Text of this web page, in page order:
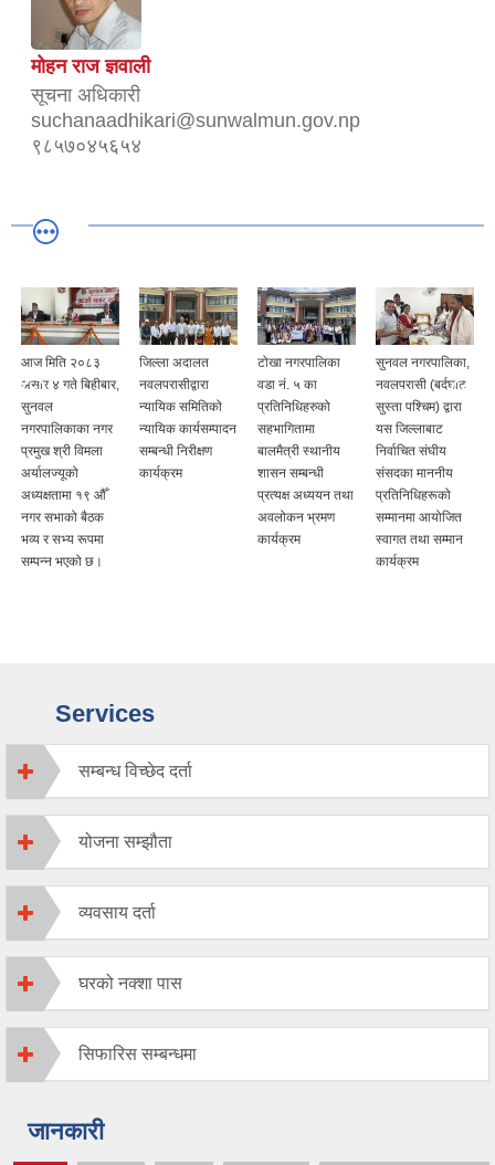
मोहन राज ज्ञवाली
सूचना अधिकारी
suchanaadhikari@sunwalmun.gov.np
९८५७०४५६५४
आज मिति २०८३
असार ४ गते बिहीबार,
सुनवल
नगरपालिकाका नगर
प्रमुख श्री विमला
अर्यालज्यूको
अध्यक्षतामा १९ औँ
नगर सभाको बैठक
भव्य र सभ्य रूपमा
सम्पन्न भएको छ।
जिल्ला अदालत
नवलपरासीद्वारा
न्यायिक समितिको
न्यायिक कार्यसम्पादन
सम्बन्धी निरीक्षण
कार्यक्रम
टोखा नगरपालिका
वडा नं. ५ का
प्रतिनिधिहरुको
सहभागितामा
बालमैत्री स्थानीय
शासन सम्बन्धी
प्रत्यक्ष अध्ययन तथा
अवलोकन भ्रमण
कार्यक्रम
सुनवल नगरपालिका,
नवलपरासी (बर्दघाट
सुस्ता पश्चिम) द्वारा
यस जिल्लाबाट
निर्वाचित संघीय
संसदका माननीय
प्रतिनिधिहरूको
सम्मानमा आयोजित
स्वागत तथा सम्मान
कार्यक्रम
Services
सम्बन्ध विच्छेद दर्ता
योजना सम्झौता
व्यवसाय दर्ता
घरको नक्शा पास
सिफारिस सम्बन्धमा
जानकारी